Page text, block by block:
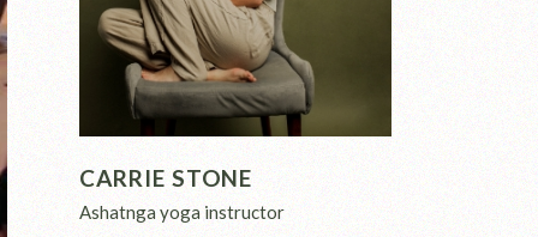
CARRIE STONE
Ashatnga yoga instructor